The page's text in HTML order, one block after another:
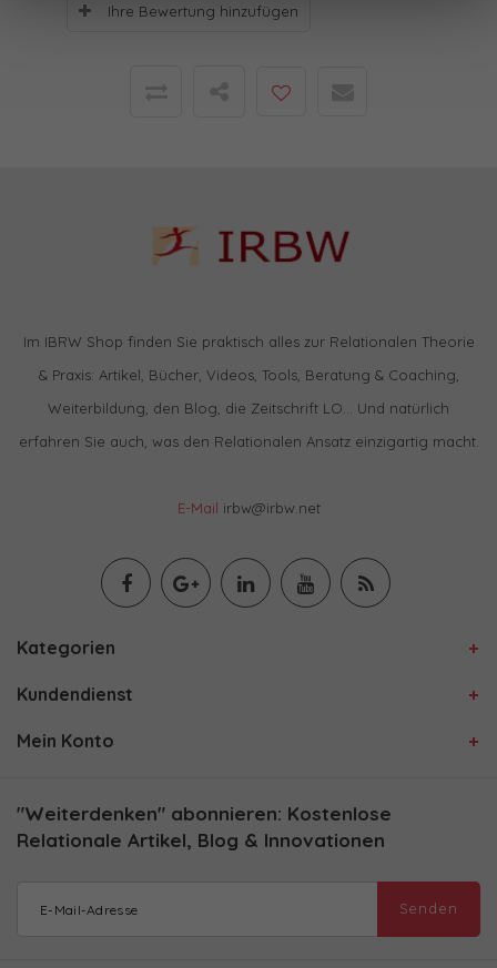
Ihre Bewertung hinzufügen
Im IBRW Shop finden Sie praktisch alles zur Relationalen Theorie
& Praxis: Artikel, Bücher, Videos, Tools, Beratung & Coaching,
Weiterbildung, den Blog, die Zeitschrift LO… Und natürlich
erfahren Sie auch, was den Relationalen Ansatz einzigartig macht.
E-Mail irbw@irbw.net
Kategorien
Kundendienst
Mein Konto
"Weiterdenken" abonnieren: Kostenlose
Relationale Artikel, Blog & Innovationen
Senden